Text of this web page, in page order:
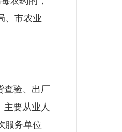
、市农业
验、出厂
主要从业人
服务单位